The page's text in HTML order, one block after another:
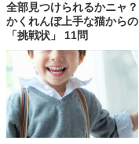
全部見つけられるかニャ？
かくれんぼ上手な猫からの
「挑戦状」 11問